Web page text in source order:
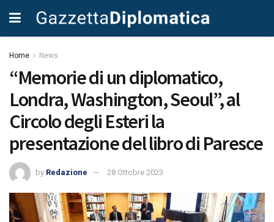
Home News
“Memorie di un diplomatico,
Londra, Washington, Seoul”, al
Circolo degli Esteri la
presentazione del libro di Paresce
by Redazione 28 Ottobre 2023